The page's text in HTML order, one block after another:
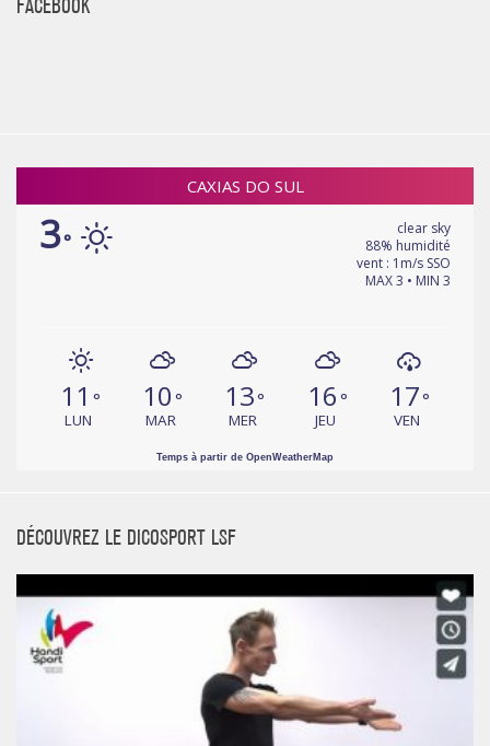
FACEBOOK
CAXIAS DO SUL
3°
clear sky
88% humidité
vent : 1m/s SSO
MAX 3 • MIN 3
11 °
LUN
10 °
MAR
13°
MER
16 °
JEU
17°
VEN
Temps à partir de OpenWeatherMap
DÉCOUVREZ LE DICOSPORT LSF